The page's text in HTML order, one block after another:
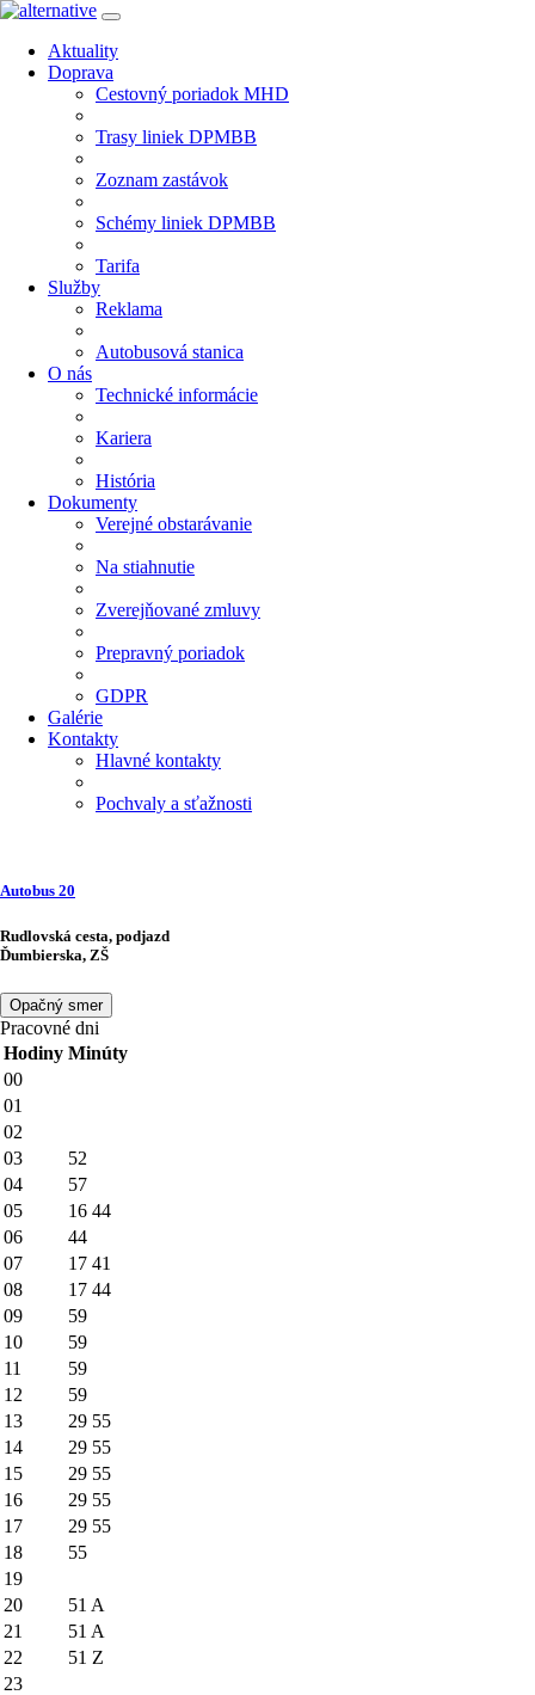
Aktuality
Doprava
Cestovný poriadok MHD
Trasy liniek DPMBB
Zoznam zastávok
Schémy liniek DPMBB
Tarifa
Služby
Reklama
Autobusová stanica
O nás
Technické informácie
Kariera
História
Dokumenty
Verejné obstarávanie
Na stiahnutie
Zverejňované zmluvy
Prepravný poriadok
GDPR
Galérie
Kontakty
Hlavné kontakty
Pochvaly a sťažnosti
Autobus 20
Rudlovská cesta, podjazd
Ďumbierska, ZŠ
Opačný smer
Pracovné dni
Hodiny Minúty
00
01
02
03
52
04
57
05
16 44
06
44
07
17 41
08
17 44
09
59
10
59
11
59
12
59
13
29 55
14
29 55
15
29 55
16
29 55
17
29 55
18
55
19
20
51 A
21
51 A
22
51 Z
23